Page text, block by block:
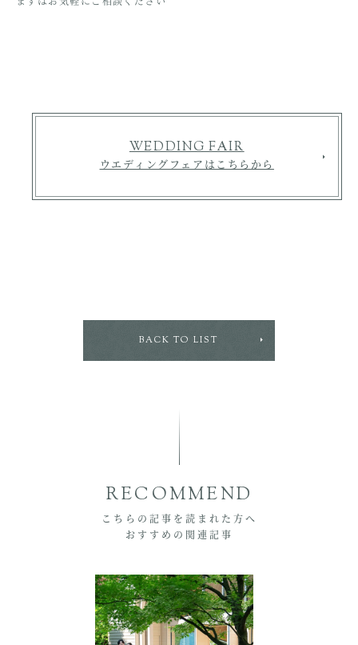
WEDDING FAIR
ウエディングフェアはこちらから
BACK TO LIST
RECOMMEND
こちらの記事を読まれた方へ
おすすめの関連記事